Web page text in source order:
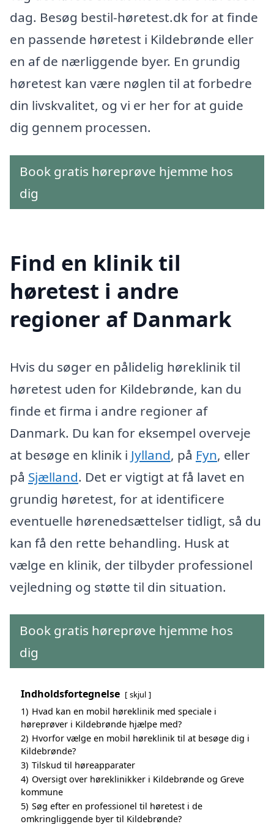
dag. Besøg bestil-høretest.dk for at finde
en passende høretest i Kildebrønde eller
en af de nærliggende byer. En grundig
høretest kan være nøglen til at forbedre
din livskvalitet, og vi er her for at guide
dig gennem processen.
Book gratis høreprøve hjemme hos
dig
Find en klinik til
høretest i andre
regioner af Danmark
Hvis du søger en pålidelig høreklinik til
høretest uden for Kildebrønde, kan du
finde et firma i andre regioner af
Danmark. Du kan for eksempel overveje
at besøge en klinik i Jylland, på Fyn, eller
på Sjælland. Det er vigtigt at få lavet en
grundig høretest, for at identificere
eventuelle hørenedsættelser tidligt, så du
kan få den rette behandling. Husk at
vælge en klinik, der tilbyder professionel
vejledning og støtte til din situation.
Book gratis høreprøve hjemme hos
dig
Indholdsfortegnelse skjul
1) Hvad kan en mobil høreklinik med speciale i
høreprøver i Kildebrønde hjælpe med?
2) Hvorfor vælge en mobil høreklinik til at besøge dig i
Kildebrønde?
3) Tilskud til høreapparater
4) Oversigt over høreklinikker i Kildebrønde og Greve
kommune
5) Søg efter en professionel til høretest i de
omkringliggende byer til Kildebrønde?